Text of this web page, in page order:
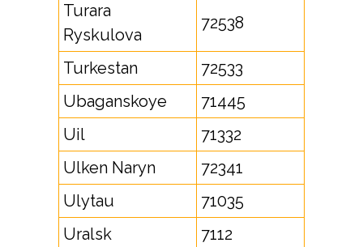
Turara
Ryskulova
72538
Turkestan
72533
Ubaganskoye
71445
Uil
71332
Ulken Naryn
72341
Ulytau
71035
Uralsk
7112